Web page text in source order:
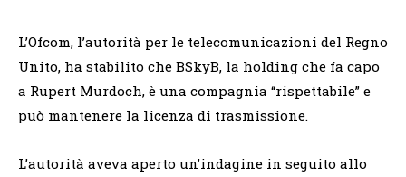
L’Ofcom, l’autorità per le telecomunicazioni del Regno
Unito, ha stabilito che BSkyB, la holding che fa capo
a Rupert Murdoch, è una compagnia “rispettabile” e
può mantenere la licenza di trasmissione.
L’autorità aveva aperto un’indagine in seguito allo